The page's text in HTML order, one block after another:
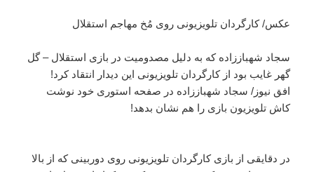
عکس/ کارگردان تلویزیونی روی مُخ مهاجم استقلال
سجاد شهباززاده که به دلیل مصدومیت در بازی استقلال – گل
گهر غایب بود از کارگردان تلویزیونی این دیدار انتقاد کرد!
افق نیوز/ سجاد شهباززاده در صفحه استوری خود نوشت
کاش تلویزیون بازی را هم نشان بدهد!
در دقایقی از بازی کارگردان تلویزیونی روی دوربینی که از بالا